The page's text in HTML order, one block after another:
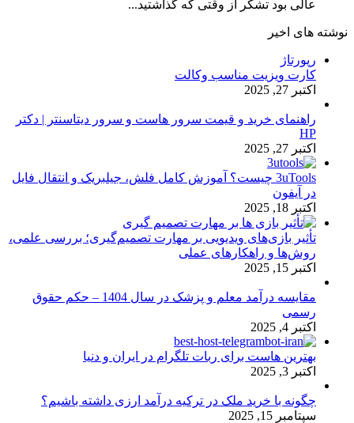
عالی بود تشکر از وقتی که گذاشتید...
نوشته های اخیر
رپورتاژ
کارت ویزیت مناسب وکالت
اکتبر 27, 2025
راهنمای خرید و قیمت سرور هاست و سرور دیتاسنتر | دکتر
HP
اکتبر 27, 2025
3uTools چیست؟ آموزش کامل فلش، جیلبریک و انتقال فایل
در آیفون
اکتبر 18, 2025
تأثیر بازی‌های ویدیویی بر مهارت تصمیم‌گیری؛ بررسی علمی،
روش‌ها و راهکارهای عملی
اکتبر 15, 2025
مقایسه درآمد معلم و پزشک در سال 1404 – حکم حقوق
رسمی
اکتبر 4, 2025
بهترین هاست برای ربات تلگرام در ایران و دنیا
اکتبر 3, 2025
چگونه با خرید ملک در ترکیه درآمد ارزی داشته باشیم؟
سپتامبر 15, 2025